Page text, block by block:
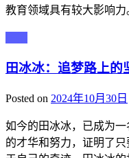
教育领域具有较大影响力
田冰冰：追梦路上的
Posted on 2024年10月30日
如今的田冰冰，已成为
的才华和努力，证明了